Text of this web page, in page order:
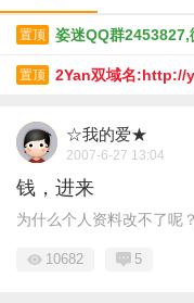
置顶 姿迷QQ群
置顶 2Yan双域名
☆我的爱★
2007-6-27 13:04
钱，进来
为什么个人资料改不了呢
10682 5